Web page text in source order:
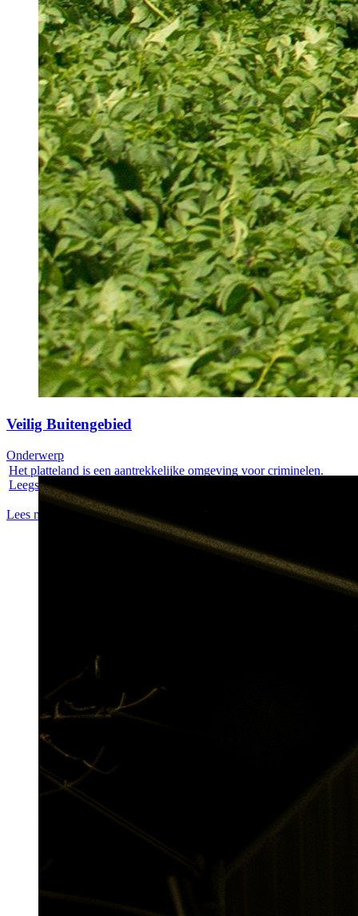
Veilig Buitengebied
Het platteland is een aantrekkelijke omgeving voor criminelen.
Leegstaande...
Lees meer
Onderwerp